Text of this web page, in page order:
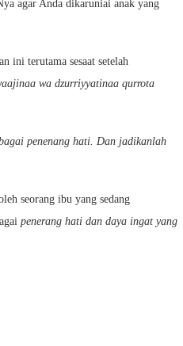
agar Anda dikaruniai anak yang
ini terutama sesaat setelah
wa dzurriyyatinaa qurrota
penenang hati. Dan jadikanlah
seorang ibu yang sedang
penerang hati dan daya ingat yang